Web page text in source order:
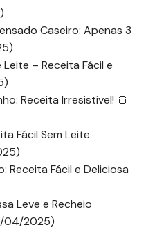
Caseiro: Apenas 3
– Receita Fácil e
Receita Irresistível! 🍞
Fácil Sem Leite
Receita Fácil e Deliciosa
Leve e Recheio
04/2025)